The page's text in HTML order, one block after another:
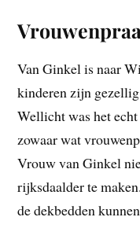
Van Ginkel is naar
kinderen zijn
Wellicht was het
zowaar wat
Vrouw van Ginkel
rijksdaalder te
de dekbedden